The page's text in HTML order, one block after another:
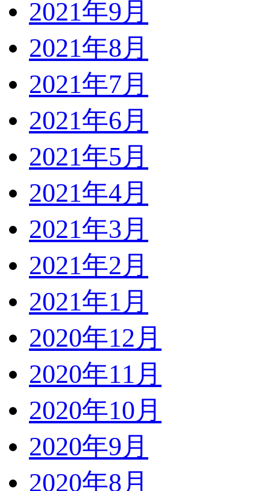
2021年9月
2021年8月
2021年7月
2021年6月
2021年5月
2021年4月
2021年3月
2021年2月
2021年1月
2020年12月
2020年11月
2020年10月
2020年9月
2020年8月